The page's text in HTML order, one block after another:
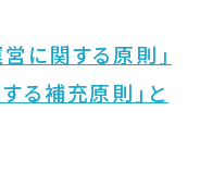
に関する原則」
る補充原則」と